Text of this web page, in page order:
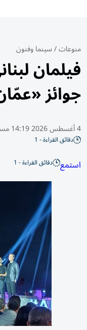
منوعات/سينما وفنون
فيلمان
جوائز
4 أغسطس 2026 14:19 مساء
دقائق القراءة - 1
استمع دقائق القراءة - 1